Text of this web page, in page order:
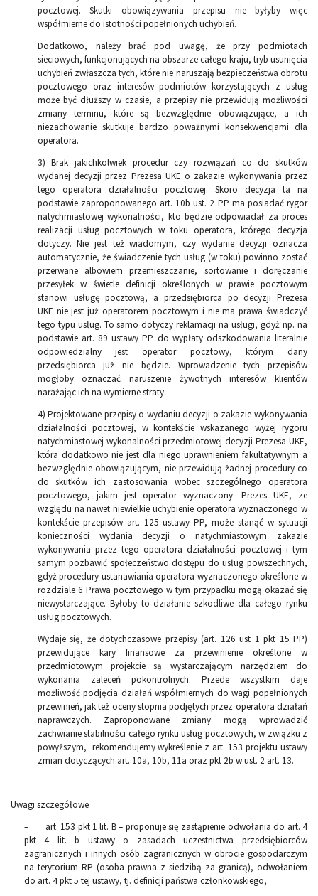
pocztowej. Skutki obowiązywania przepisu nie byłyby więc
współmierne do istotności popełnionych uchybień.
Dodatkowo, należy brać pod uwagę, że przy podmiotach
sieciowych, funkcjonujących na obszarze całego kraju, tryb usunięcia
uchybień zwłaszcza tych, które nie naruszają bezpieczeństwa obrotu
pocztowego oraz interesów podmiotów korzystających z usług
może być dłuższy w czasie, a przepisy nie przewidują możliwości
zmiany terminu, które są bezwzględnie obowiązujące, a ich
niezachowanie skutkuje bardzo poważnymi konsekwencjami dla
operatora.
3) Brak jakichkolwiek procedur czy rozwiązań co do skutków
wydanej decyzji przez Prezesa UKE o zakazie wykonywania przez
tego operatora działalności pocztowej. Skoro decyzja ta na
podstawie zaproponowanego art. 10b ust. 2 PP ma posiadać rygor
natychmiastowej wykonalności, kto będzie odpowiadał za proces
realizacji usług pocztowych w toku operatora, którego decyzja
dotyczy. Nie jest też wiadomym, czy wydanie decyzji oznacza
automatycznie, że świadczenie tych usług (w toku) powinno zostać
przerwane albowiem przemieszczanie, sortowanie i doręczanie
przesyłek w świetle definicji określonych w prawie pocztowym
stanowi usługę pocztową, a przedsiębiorca po decyzji Prezesa
UKE nie jest już operatorem pocztowym i nie ma prawa świadczyć
tego typu usług. To samo dotyczy reklamacji na usługi, gdyż np. na
podstawie art. 89 ustawy PP do wypłaty odszkodowania literalnie
odpowiedzialny jest operator pocztowy, którym dany
przedsiębiorca już nie będzie. Wprowadzenie tych przepisów
mogłoby oznaczać naruszenie żywotnych interesów klientów
narażając ich na wymierne straty.
4) Projektowane przepisy o wydaniu decyzji o zakazie wykonywania
działalności pocztowej, w kontekście wskazanego wyżej rygoru
natychmiastowej wykonalności przedmiotowej decyzji Prezesa UKE,
która dodatkowo nie jest dla niego uprawnieniem fakultatywnym a
bezwzględnie obowiązującym, nie przewidują żadnej procedury co
do skutków ich zastosowania wobec szczególnego operatora
pocztowego, jakim jest operator wyznaczony. Prezes UKE, ze
względu na nawet niewielkie uchybienie operatora wyznaczonego w
kontekście przepisów art. 125 ustawy PP, może stanąć w sytuacji
konieczności wydania decyzji o natychmiastowym zakazie
wykonywania przez tego operatora działalności pocztowej i tym
samym pozbawić społeczeństwo dostępu do usług powszechnych,
gdyż procedury ustanawiania operatora wyznaczonego określone w
rozdziale 6 Prawa pocztowego w tym przypadku mogą okazać się
niewystarczające. Byłoby to działanie szkodliwe dla całego rynku
usług pocztowych.
Wydaje się, że dotychczasowe przepisy (art. 126 ust 1 pkt 15 PP)
przewidujące kary finansowe za przewinienie określone w
przedmiotowym projekcie są wystarczającym narzędziem do
wykonania zaleceń pokontrolnych. Przede wszystkim daje
możliwość podjęcia działań współmiernych do wagi popełnionych
przewinień, jak też oceny stopnia podjętych przez operatora działań
naprawczych. Zaproponowane zmiany mogą wprowadzić
zachwianie stabilności całego rynku usług pocztowych, w związku z
powyższym, rekomendujemy wykreślenie z art. 153 projektu ustawy
zmian dotyczących art. 10a, 10b, 11a oraz pkt 2b w ust. 2 art. 13.
Uwagi szczegółowe
– art. 153 pkt 1 lit. B – proponuje się zastąpienie odwołania do art. 4
pkt 4 lit. b ustawy o zasadach uczestnictwa przedsiębiorców
zagranicznych i innych osób zagranicznych w obrocie gospodarczym
na terytorium RP (osoba prawna z siedzibą za granicą), odwołaniem
do art. 4 pkt 5 tej ustawy, tj. definicji państwa członkowskiego,